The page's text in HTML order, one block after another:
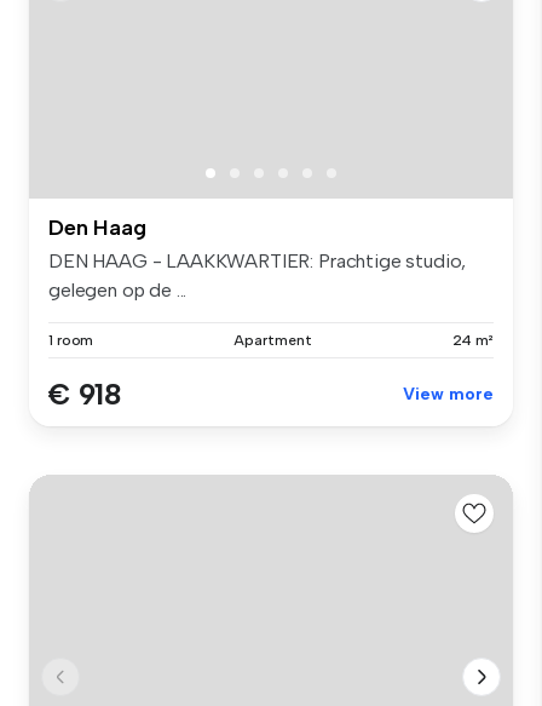
Den Haag
DEN HAAG - LAAKKWARTIER: Prachtige studio,
gelegen op de ...
1 room Apartment 24 m²
€ 918 View more